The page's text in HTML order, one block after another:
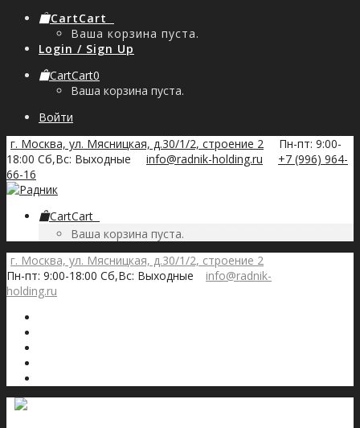
CartCart
Ваша корзина пуста.
Login / Sign Up
CartCart0
Ваша корзина пуста.
Войти
г. Москва, ул. Мясницкая, д.30/1/2, строение 2
Пн-пт: 9:00-
18:00 Сб,Вс: Выходные
info@radnik-holding.ru
+7 (996) 964-
66-16
CartCart
Ваша корзина пуста.
г. Москва, ул. Мясницкая, д.30/1/2, строение 2
Пн-пт: 9:00-18:00 Сб,Вс: Выходные
info@radnik-
holding.ru